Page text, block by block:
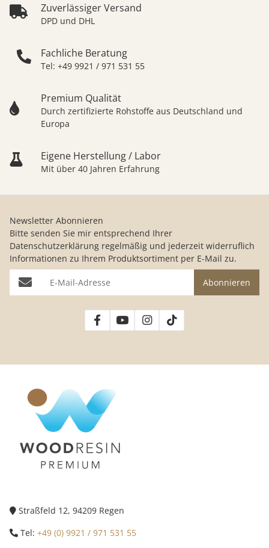
Zuverlässiger Versand
DPD und DHL
Fachliche Beratung
Tel: +49 9921 / 971 531 55
Premium Qualität
Durch zertifizierte Rohstoffe aus Deutschland und
Europa
Eigene Herstellung / Labor
Mit über 40 Jahren Erfahrung
Newsletter Abonnieren
Bitte senden Sie mir entsprechend Ihrer
Datenschutzerklärung regelmäßig und jederzeit widerruflich
Informationen zu Ihrem Produktsortiment per E-Mail zu.
E-Mail-Adresse Abonnieren
Straßfeld 12, 94209 Regen
Tel: +49 (0) 9921 / 971 531 55